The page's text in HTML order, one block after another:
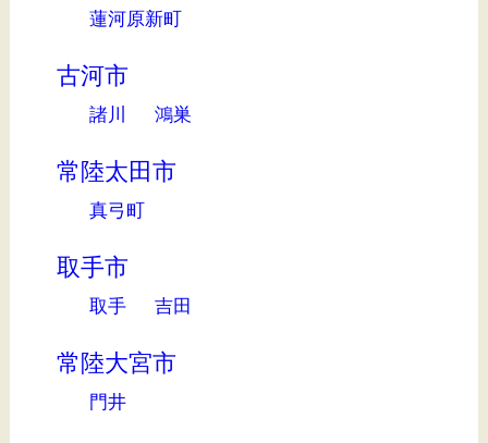
蓮河原新町
古河市
諸川 鴻巣
常陸太田市
真弓町
取手市
取手 吉田
常陸大宮市
門井